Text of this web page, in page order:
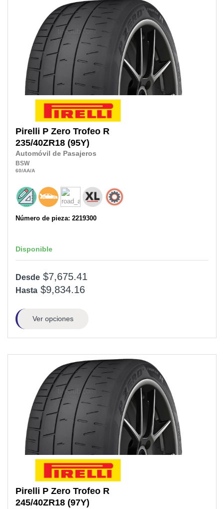
Pirelli P Zero Trofeo R
235/40ZR18 (95Y)
Automóvil de Pasajeros
BSW
60/AA/A
Número de pieza: 2219300
Disponible
Desde $7,675.41
Hasta $9,834.16
Ver opciones
Pirelli P Zero Trofeo R
245/40ZR18 (97Y)